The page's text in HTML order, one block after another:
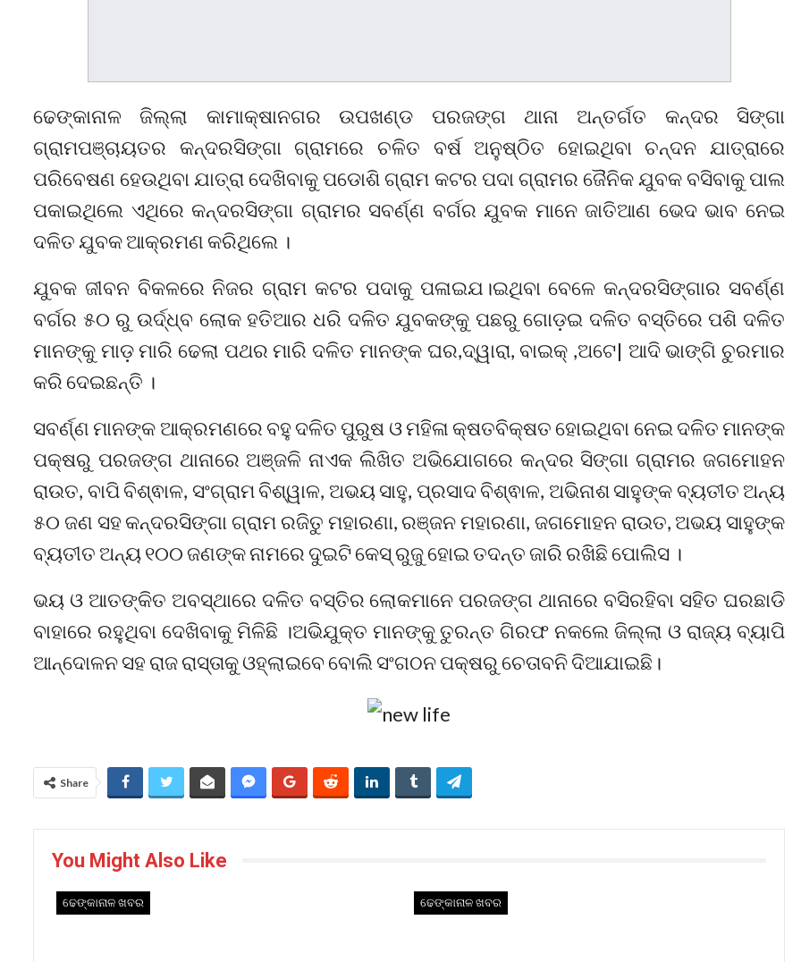
ଢେଙ୍କାନାଳ ଜିଲ୍ଲା କାମାକ୍ଷାନଗର ଉପଖଣ୍ଡ ପରଜଙ୍ଗ ଥାନା ଅନ୍ତର୍ଗତ କନ୍ଦର ସିଙ୍ଗା
ଗ୍ରାମପଞ୍ଚାୟତର କନ୍ଦରସିଙ୍ଗା ଗ୍ରାମରେ ଚଳିତ ବର୍ଷ ଅନୁଷ୍ଠିତ ହୋଇଥିବା ଚନ୍ଦନ ଯାତ୍ରାରେ
ପରିବେଷଣ ହେଉଥିବା ଯାତ୍ରା ଦେଖିବାକୁ ପଡୋଶି ଗ୍ରାମ କଟର ପଦା ଗ୍ରାମର ଜୈନିକ ଯୁବକ ବସିବାକୁ ପାଲ
ପକାଇଥିଲେ ଏଥିରେ କନ୍ଦରସିଙ୍ଗା ଗ୍ରାମର ସବର୍ଣ୍ଣ ବର୍ଗର ଯୁବକ ମାନେ ଜାତିଆଣ ଭେଦ ଭାବ ନେଇ
ଦଳିତ ଯୁବକ ଆକ୍ରମଣ କରିଥିଲେ ।
ଯୁବକ ଜୀବନ ବିକଳରେ ନିଜର ଗ୍ରାମ କଟର ପଦାକୁ ପଳାଇଯ।ଇଥିବା ବେଳେ କନ୍ଦରସିଙ୍ଗାର ସବର୍ଣ୍ଣ
ବର୍ଗର ୫୦ ରୁ ଉର୍ଦ୍ଧ୍ବ ଲୋକ ହତିଆର ଧରି ଦଳିତ ଯୁବକଙ୍କୁ ପଛରୁ ଗୋଡ଼ଇ ଦଳିତ ବସ୍ତିରେ ପଶି ଦଳିତ
ମାନଙ୍କୁ ମାଡ଼ ମାରି ଢେଲା ପଥର ମାରି ଦଳିତ ମାନଙ୍କ ଘର,ଦ୍ୱାରା, ବାଇକ୍ ,ଅଟେ| ଆଦି ଭାଙ୍ଗି ଚୁରମାର
କରି ଦେଇଛନ୍ତି ।
ସବର୍ଣ୍ଣ ମାନଙ୍କ ଆକ୍ରମଣରେ ବହୁ ଦଳିତ ପୁରୁଷ ଓ ମହିଳା କ୍ଷତବିକ୍ଷତ ହୋଇଥିବା ନେଇ ଦଳିତ ମାନଙ୍କ
ପକ୍ଷରୁ ପରଜଙ୍ଗ ଥାନାରେ ଅଞ୍ଜଳି ନାଏକ ଲିଖିତ ଅଭିଯୋଗରେ କନ୍ଦର ସିଙ୍ଗା ଗ୍ରାମର ଜଗମୋହନ
ରାଉତ, ବାପି ବିଶ୍ଵାଳ, ସଂଗ୍ରାମ ବିଶ୍ୱାଳ, ଅଭୟ ସାହୁ, ପ୍ରସାଦ ବିଶ୍ଵାଳ, ଅଭିନାଶ ସାହୁଙ୍କ ବ୍ୟତୀତ ଅନ୍ୟ
୫୦ ଜଣ ସହ କନ୍ଦରସିଙ୍ଗା ଗ୍ରାମ ରଜିତୁ ମହାରଣା, ରଞ୍ଜନ ମହାରଣା, ଜଗମୋହନ ରାଉତ, ଅଭୟ ସାହୁଙ୍କ
ବ୍ୟତୀତ ଅନ୍ୟ ୧୦୦ ଜଣଙ୍କ ନାମରେ ଦୁଇଟି କେସ୍‌ ରୁଜୁ ହୋଇ ତଦନ୍ତ ଜାରି ରଖିଛି ପୋଲିସ ।
ଭୟ ଓ ଆତଙ୍କିତ ଅବସ୍ଥାରେ ଦଳିତ ବସ୍ତିର ଲୋକମାନେ ପରଜଙ୍ଗ ଥାନାରେ ବସିରହିବା ସହିତ ଘରଛାଡି
ବାହାରେ ରହୁଥିବା ଦେଖିବାକୁ ମିଳିଛି ।ଅଭିଯୁକ୍ତ ମାନଙ୍କୁ ତୁରନ୍ତ ଗିରଫ ନକଲେ ଜିଲ୍ଲା ଓ ରାଜ୍ୟ ବ୍ୟାପି
ଆନ୍ଦୋଳନ ସହ ରାଜ ରାସ୍ତାକୁ ଓହ୍ଲାଇବେ ବୋଲି ସଂଗଠନ ପକ୍ଷରୁ ଚେତାବନି ଦିଆଯାଇଛି।
Share
You Might Also Like
ଢେଙ୍କାନାଳ ଖବର ଢେଙ୍କାନାଳ ଖବର